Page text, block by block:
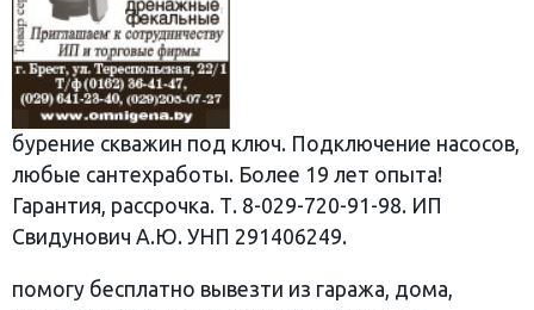
бурение скважин под ключ. Подключение насосов,
любые сантехработы. Более 19 лет опыта!
Гарантия, рассрочка. Т. 8-029-720-91-98. ИП
Свидунович А.Ю. УНП 291406249.
помогу бесплатно вывезти из гаража, дома,